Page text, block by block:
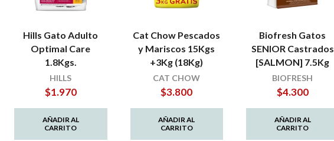
Hills Gato Adulto
Optimal Care
1.8Kgs.
HILLS
$1.970
AÑADIR AL
CARRITO
Cat Chow Pescados
y Mariscos 15Kgs
+3Kg (18Kg)
CAT CHOW
$3.800
AÑADIR AL
CARRITO
Biofresh Gatos
SENIOR Castrados
[SALMON] 7.5Kg
BIOFRESH
$4.300
AÑADIR AL
CARRITO